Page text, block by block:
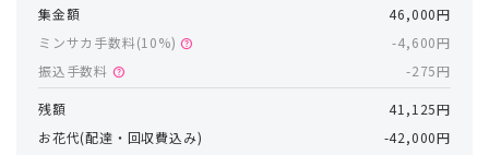
集金額
46,000円
ミンサカ手数料(10%) help
-4,600円
振込手数料 help -275円
残額
41,125円
お花代(配達・回収費込み)
-42,000円